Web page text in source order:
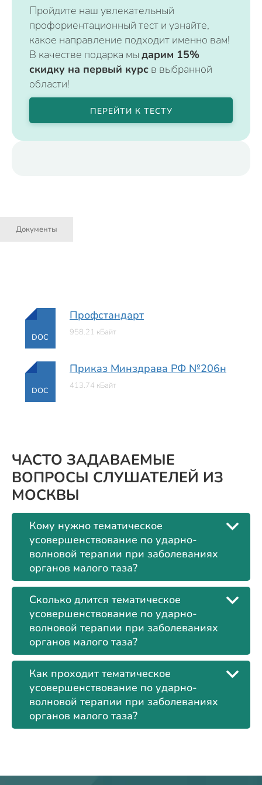
Пройдите наш увлекательный
профориентационный тест и узнайте,
какое направление подходит именно вам!
В качестве подарка мы дарим 15%
скидку на первый курс в выбранной
области!
ПЕРЕЙТИ К ТЕСТУ
Документы
DOC
Профстандарт
958.21 кБайт
DOC
Приказ Минздрава РФ №206н
413.74 кБайт
ЧАСТО ЗАДАВАЕМЫЕ
ВОПРОСЫ СЛУШАТЕЛЕЙ ИЗ
МОСКВЫ
Кому нужно тематическое
усовершенствование по ударно-
волновой терапии при заболеваниях
органов малого таза?
Сколько длится тематическое
усовершенствование по ударно-
волновой терапии при заболеваниях
органов малого таза?
Как проходит тематическое
усовершенствование по ударно-
волновой терапии при заболеваниях
органов малого таза?